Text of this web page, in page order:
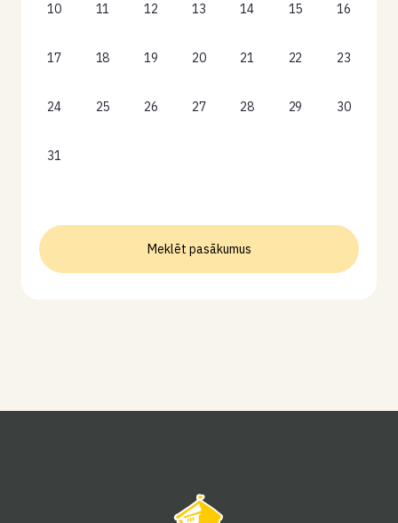
10 11 12 13 14 15 16
17 18 19 20 21 22 23
24 25 26 27 28 29 30
31
Meklēt pasākumus